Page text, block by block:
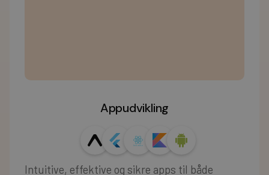
Appudvikling
Intuitive, effektive og sikre apps til både